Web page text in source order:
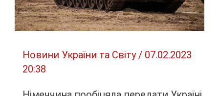
Новини України та Світу/ 07.02.2023
20:38